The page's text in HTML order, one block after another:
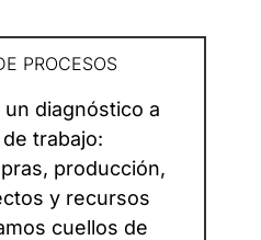
PROCESOS
diagnóstico a
trabajo:
producción,
y recursos
cuellos de